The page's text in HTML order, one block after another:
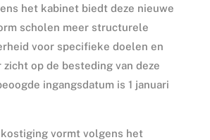
het kabinet biedt deze nieuwe
scholen meer structurele
voor specifieke doelen en
op de besteding van deze
ingangsdatum is 1 januari
vormt volgens het